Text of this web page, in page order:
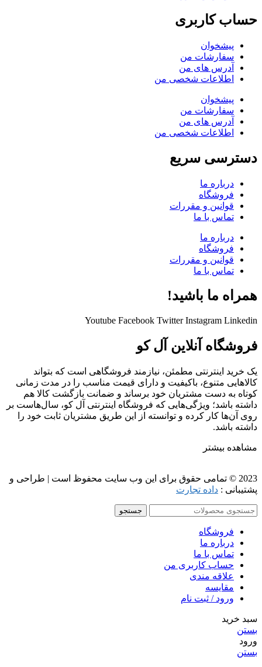
حساب کاربری
پیشخوان
سفارشات من
آدرس های من
اطلاعات شخصی من
پیشخوان
سفارشات من
آدرس های من
اطلاعات شخصی من
دسترسی سریع
درباره ما
فروشگاه
قوانین و مقررات
تماس با ما
درباره ما
فروشگاه
قوانین و مقررات
تماس با ما
همراه ما باشید!
Youtube Facebook Twitter Instagram Linkedin
فروشگاه آنلاین آل کو
یک خرید اینترنتی مطمئن، نیازمند فروشگاهی است که بتواند
کالاهایی متنوع، باکیفیت و دارای قیمت مناسب را در مدت زمانی
کوتاه به دست مشتریان خود برساند و ضمانت بازگشت کالا هم
داشته باشد؛ ویژگی‌هایی که فروشگاه اینترنتی آل کو، سال‌هاست بر
روی آن‌ها کار کرده و توانسته از این طریق مشتریان ثابت خود را
داشته باشد.
مشاهده بیشتر
2023 © تمامی حقوق برای این وب سایت محفوظ است | طراحی و
پشتیبانی : داده تجارت
جستجو
فروشگاه
درباره ما
تماس با ما
حساب کاربری من
علاقه مندی
مقايسه
ورود / ثبت نام
سبد خرید
بستن
ورود
بستن